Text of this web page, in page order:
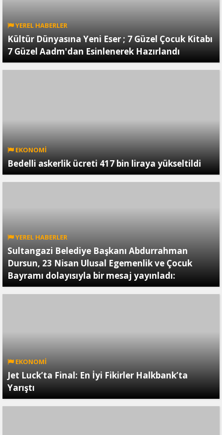
YEREL HABERLER
Kültür Dünyasına Yeni Eser ; 7 Güzel Çocuk Kitabı
7 Güzel Aadm'dan Esinlenerek Hazırlandı
EKONOMİ
Bedelli askerlik ücreti 417 bin liraya yükseltildi
YEREL HABERLER
Sultangazi Belediye Başkanı Abdurrahman
Dursun, 23 Nisan Ulusal Egemenlik ve Çocuk
Bayramı dolayısıyla bir mesaj yayınladı:
EKONOMİ
Jet Luck’ta Final: En İyi Fikirler Halkbank’ta
Yarıştı